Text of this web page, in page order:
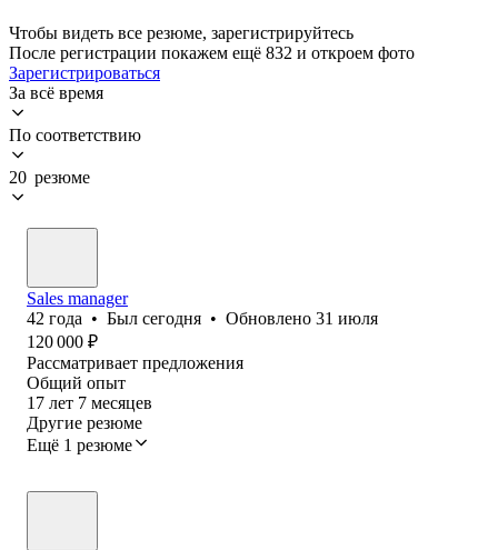
Чтобы видеть все резюме, зарегистрируйтесь
После регистрации покажем ещё 832 и откроем фото
Зарегистрироваться
За всё время
По соответствию
20 резюме
Sales manager
42 года • Был сегодня • Обновлено 31 июля
120 000 ₽
Рассматривает предложения
Общий опыт
17 лет 7 месяцев
Другие резюме
Ещё 1 резюме